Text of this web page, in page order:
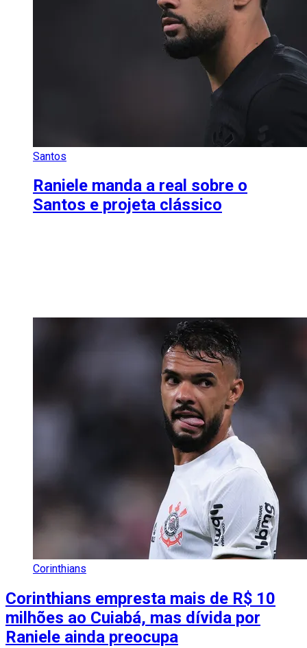
Santos
Raniele manda a real sobre o
Santos e projeta clássico
Corinthians
Corinthians empresta mais de R$ 10
milhões ao Cuiabá, mas dívida por
Raniele ainda preocupa